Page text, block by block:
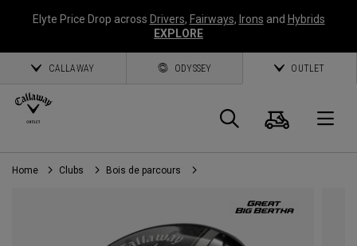
Elyte Price Drop across Drivers, Fairways, Irons and Hybrids
EXPLORE
CALLAWAY ODYSSEY OUTLET
Panier
Home Clubs Bois de parcours